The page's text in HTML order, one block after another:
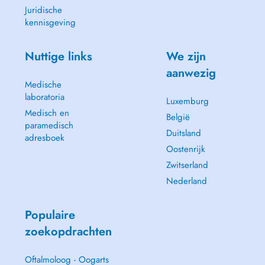
Mon. - Fri. 10:00 - 18:00
Juridische
kennisgeving
Nuttige links
Medische
laboratoria
Medisch en
paramedisch
adresboek
We zijn
aanwezig
Luxemburg
België
Duitsland
Oostenrijk
Zwitserland
Nederland
Populaire
zoekopdrachten
Oftalmoloog - Oogarts